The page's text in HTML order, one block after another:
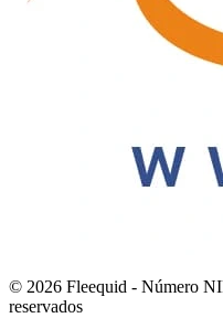
© 2026 Fleequid - Número
reservados